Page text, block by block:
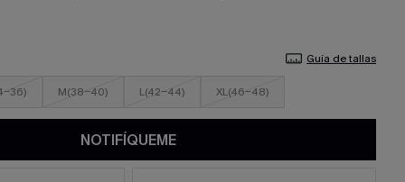
Guía de tallas
36) M(38-40) L(42-44) XL(46-48)
NOTIFÍQUEME